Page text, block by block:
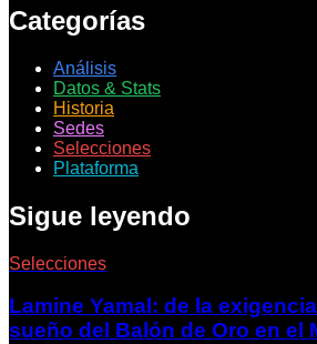
Categorías
Análisis
Datos & Stats
Historia
Sedes
Selecciones
Plataforma
Sigue leyendo
Selecciones
Lamine Yamal: de la
sueño del Balón de Oro en el